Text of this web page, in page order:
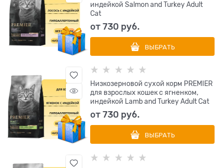
индейкой Salmon and Turkey Adult
Cat
от730 руб.
ВЫБРАТЬ
Низкозерновой сухой корм PREMIER
для взрослых кошек с ягненком,
индейкой Lamb and Turkey Adult Cat
от730 руб.
ВЫБРАТЬ